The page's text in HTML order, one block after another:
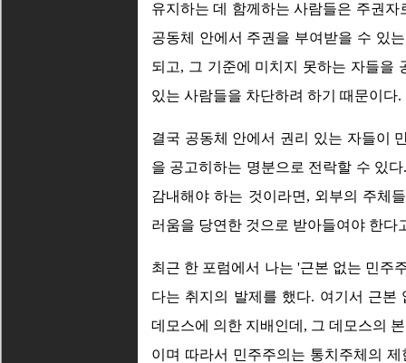
유지하는 데 함께하는 사람들은 주권
공동체 안에서 주권을 부여받을 수 있
되고, 그 기준에 미치지 못하는 자들을
있는 사람들을 차단하려 하기 때문이다.
결국 공동체 안에서 권리 있는 자들이
을 공고히하는 명분으로 전락할 수 있
감내해야 하는 것이라면, 외부의 주체
러움을 당연한 것으로 받아들여야 한다
최근 한 포럼에서 나는 '근본 없는 민주
다는 취지의 발제를 했다. 여기서 근본
데모스에 의한 지배인데, 그 데모스의
이며 따라서 민주주의는 통치주체의